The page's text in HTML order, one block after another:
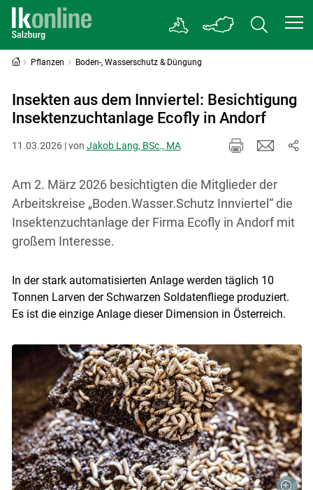
Pflanzen Boden-, Wasserschutz & Düngung
Insekten aus dem Innviertel: Besichtigung
Insektenzuchtanlage Ecofly in Andorf
11.03.2026 | von Jakob Lang, BSc., MA
Am 2. März 2026 besichtigten die Mitglieder der
Arbeitskreise „Boden.Wasser.Schutz Innviertel“ die
Insektenzuchtanlage der Firma Ecofly in Andorf mit
großem Interesse.
In der stark automatisierten Anlage werden täglich 10
Tonnen Larven der Schwarzen Soldatenfliege produziert.
Es ist die einzige Anlage dieser Dimension in Österreich.